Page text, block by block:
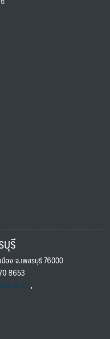
รี
อง จ.เพชรบุรี 76000
8653
,